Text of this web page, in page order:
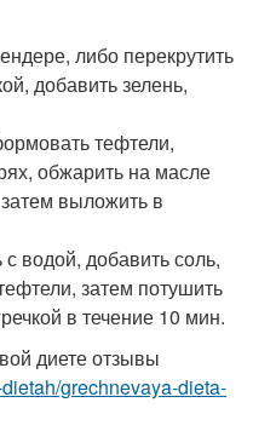
либо перекрутить
добавить зелень,
тефтели,
обжарить на масле
выложить в
водой, добавить соль,
затем потушить
в течение 10 мин.
диете отзывы
grechnevaya-dieta-